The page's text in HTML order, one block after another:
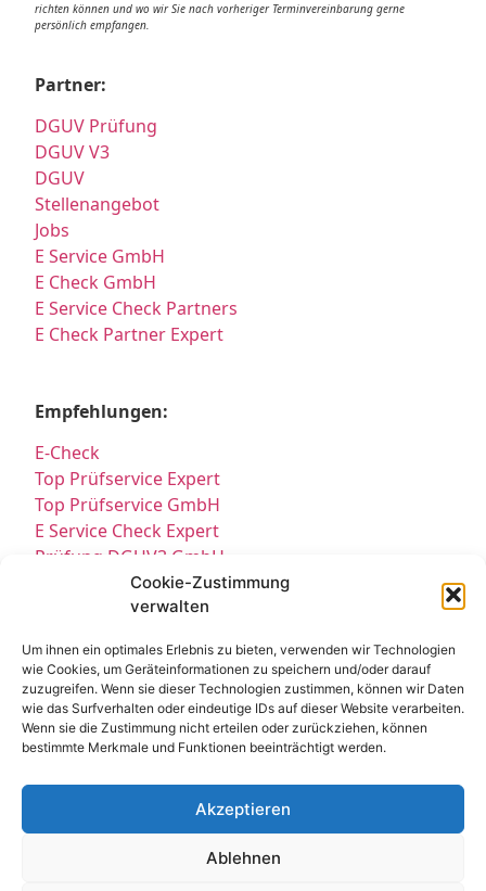
Cookie-Zustimmung
verwalten
Um ihnen ein optimales Erlebnis zu bieten, verwenden wir Technologien
wie Cookies, um Geräteinformationen zu speichern und/oder darauf
zuzugreifen. Wenn sie dieser Technologien zustimmen, können wir Daten
wie das Surfverhalten oder eindeutige IDs auf dieser Website verarbeiten.
Wenn sie die Zustimmung nicht erteilen oder zurückziehen, können
bestimmte Merkmale und Funktionen beeinträchtigt werden.
Akzeptieren
Ablehnen
richten können und wo wir Sie nach vorheriger Terminvereinbarung gerne
persönlich empfangen.
Partner:
DGUV Prüfung
DGUV V3
DGUV
Stellenangebot
Jobs
E Service GmbH
E Check GmbH
E Service Check Partners
E Check Partner Expert
Empfehlungen:
E-Check
Top Prüfservice Expert
Top Prüfservice GmbH
E Service Check Expert
Prüfung DGUV3 GmbH
Sicherheitsprüfungen Partners
Sicherheitsprüfungen Expert
Prüfung elektrischer Anlagen
Kontakt Impressum